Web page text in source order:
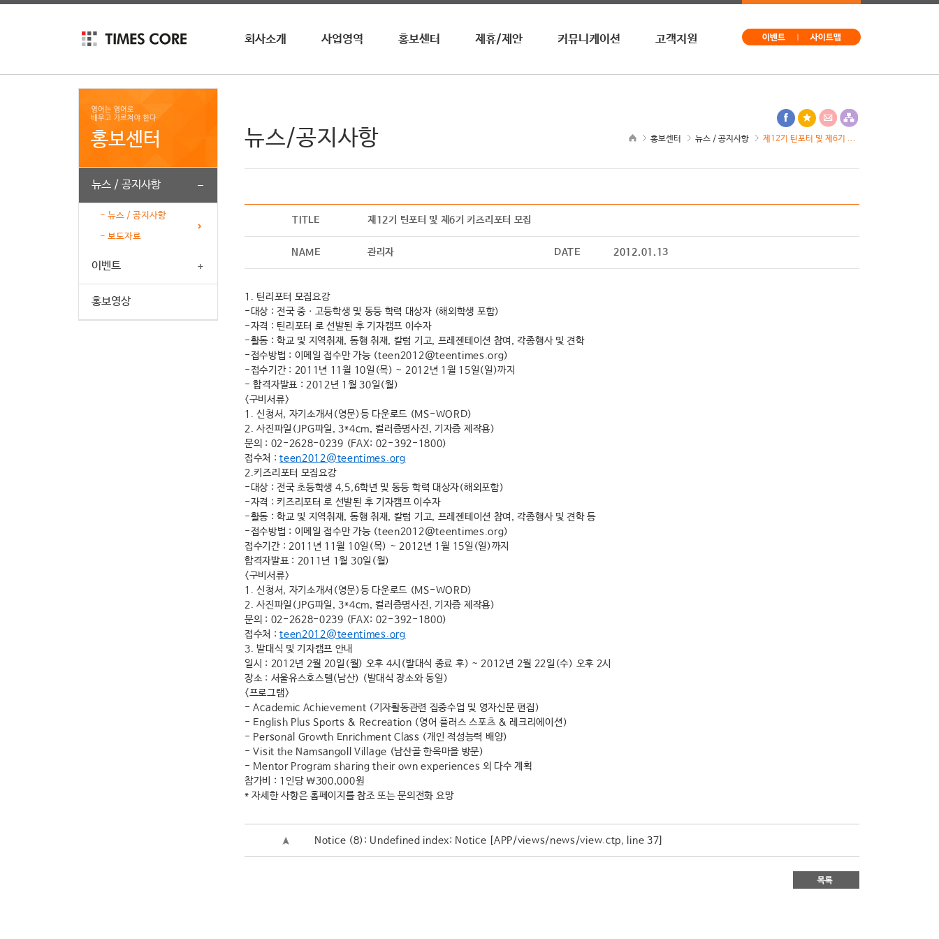
회사소개
인재채용
사업영역
영자월간지
온라인학습
홍보센터 제휴/제안 커뮤니케이션 고객지원
홍보센터
뉴스 / 공지사항
- 뉴스 / 공지사항
- 보도자료
이벤트
홍보영상
제12기 틴포터 및 제6기 ...
뉴스 / 공지사항
홍보센터
뉴스/공지사항
TITLE 제12기 틴포터 및 제6기 키즈리포터 모집
NAME 관리자 DATE 2012.01.13
1. 틴리포터 모집요강
-대상 : 전국 중ㆍ고등학생 및 동등 학력 대상자 (해외학생 포함)
-자격 : 틴리포터 로 선발된 후 기자캠프 이수자
-활동 : 학교 및 지역취재, 동행 취재, 칼럼 기고, 프레젠테이션 참여, 각종행사 및 견학
-접수방법 : 이메일 접수만 가능 (teen2012@teentimes.org)
-접수기간 : 2011년 11월 10일(목) ~ 2012년 1월 15일(일)까지
- 합격자발표 : 2012년 1월 30일(월)
<구비서류>
1. 신청서, 자기소개서(영문)등 다운로드 (MS-WORD)
2. 사진파일(JPG파일, 3*4cm, 컬러증명사진, 기자증 제작용)
문의 : 02-2628-0239 (FAX: 02-392-1800)
접수처 :teen2012@teentimes.org
2.키즈리포터 모집요강
-대상 : 전국 초등학생 4,5,6학년 및 동등 학력 대상자(해외포함)
-자격 : 키즈리포터 로 선발된 후 기자캠프 이수자
-활동 : 학교 및 지역취재, 동행 취재, 칼럼 기고, 프레젠테이션 참여, 각종행사 및 견학 등
-접수방법 : 이메일 접수만 가능 (teen2012@teentimes.org)
접수기간 : 2011년 11월 10일(목) ~ 2012년 1월 15일(일)까지
합격자발표 : 2011년 1월 30일(월)
<구비서류>
1. 신청서, 자기소개서(영문)등 다운로드 (MS-WORD)
2. 사진파일(JPG파일, 3*4cm, 컬러증명사진, 기자증 제작용)
문의 : 02-2628-0239 (FAX: 02-392-1800)
접수처 :teen2012@teentimes.org
3. 발대식 및 기자캠프 안내
일시 : 2012년 2월 20일(월) 오후 4시(발대식 종료 후) ~ 2012년 2월 22일(수) 오후 2시
장소 : 서울유스호스텔(남산) (발대식 장소와 동일)
<프로그램>
- Academic Achievement (기자활동관련 집중수업 및 영자신문 편집)
- English Plus Sports & Recreation (영어 플러스 스포츠 & 레크리에이션)
- Personal Growth Enrichment Class (개인 적성능력 배양)
- Visit the Namsangoll Village (남산골 한옥마을 방문)
- Mentor Program sharing their own experiences 외 다수 계획
참가비 : 1인당 \300,000원
* 자세한 사항은 홈페이지를 참조 또는 문의전화 요망
Notice (8): Undefined index: Notice [ APP/views/news/view.ctp, line 37